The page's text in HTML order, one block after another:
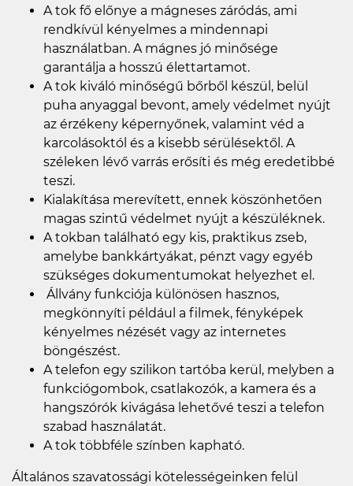
A tok fő előnye a mágneses záródás, ami
rendkívül kényelmes a mindennapi
használatban. A mágnes jó minősége
garantálja a hosszú élettartamot.
A tok kiváló minőségű bőrből készül, belül
puha anyaggal bevont, amely védelmet nyújt
az érzékeny képernyőnek, valamint véd a
karcolásoktól és a kisebb sérülésektől. A
széleken lévő varrás erősíti és még eredetibbé
teszi.
Kialakítása merevített, ennek köszönhetően
magas szintű védelmet nyújt a készüléknek.
A tokban található egy kis, praktikus zseb,
amelybe bankkártyákat, pénzt vagy egyéb
szükséges dokumentumokat helyezhet el.
Állvány funkciója különösen hasznos,
megkönnyíti például a filmek, fényképek
kényelmes nézését vagy az internetes
böngészést.
A telefon egy szilikon tartóba kerül, melyben a
funkciógombok, csatlakozók, a kamera és a
hangszórók kivágása lehetővé teszi a telefon
szabad használatát.
A tok többféle színben kapható.
Általános szavatossági kötelességeinken felül